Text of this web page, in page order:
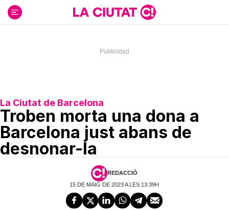
contenido
La Ciutat de Barcelona
Troben morta una dona a
Barcelona just abans de
desnonar-la
REDACCIÓ
15 DE MAIG DE 2023 A LES 13:39H